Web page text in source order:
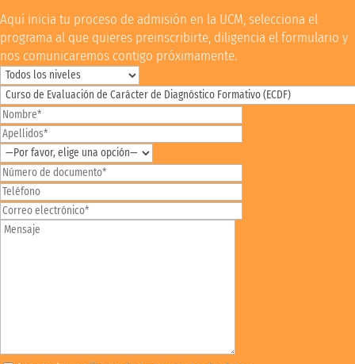
Aquí inicia tu proceso de admisión en la UCM, selecciona el
programa al que quieres preinscribirte, diligencia el formulario y
nos comunicaremos contigo próximamente.